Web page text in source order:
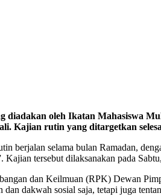
diadakan oleh Ikatan Mahasiswa
Kajian rutin yang ditargetkan
selama bulan Ramadan,
tersebut dilaksanakan pada
dan Keilmuan (RPK) Dewan
dakwah sosial saja, tetapi juga